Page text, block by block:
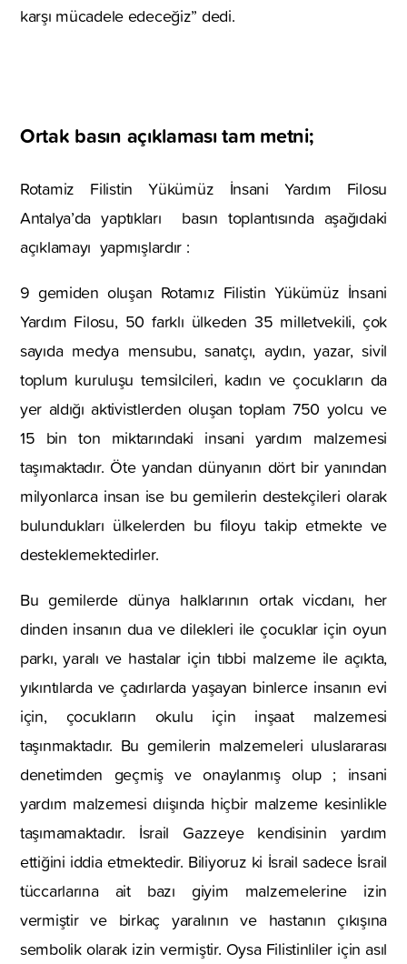
karşı mücadele edeceğiz” dedi.
Ortak basın açıklaması tam metni;
Rotamiz Filistin Yükümüz İnsani Yardım Filosu
Antalya’da yaptıkları basın toplantısında aşağıdaki
açıklamayı yapmışlardır :
9 gemiden oluşan Rotamız Filistin Yükümüz İnsani
Yardım Filosu, 50 farklı ülkeden 35 milletvekili, çok
sayıda medya mensubu, sanatçı, aydın, yazar, sivil
toplum kuruluşu temsilcileri, kadın ve çocukların da
yer aldığı aktivistlerden oluşan toplam 750 yolcu ve
15 bin ton miktarındaki insani yardım malzemesi
taşımaktadır. Öte yandan dünyanın dört bir yanından
milyonlarca insan ise bu gemilerin destekçileri olarak
bulundukları ülkelerden bu filoyu takip etmekte ve
desteklemektedirler.
Bu gemilerde dünya halklarının ortak vicdanı, her
dinden insanın dua ve dilekleri ile çocuklar için oyun
parkı, yaralı ve hastalar için tıbbi malzeme ile açıkta,
yıkıntılarda ve çadırlarda yaşayan binlerce insanın evi
için, çocukların okulu için inşaat malzemesi
taşınmaktadır. Bu gemilerin malzemeleri uluslararası
denetimden geçmiş ve onaylanmış olup ; insani
yardım malzemesi dıişında hiçbir malzeme kesinlikle
taşımamaktadır. İsrail Gazzeye kendisinin yardım
ettiğini iddia etmektedir. Biliyoruz ki İsrail sadece İsrail
tüccarlarına ait bazı giyim malzemelerine izin
vermiştir ve birkaç yaralının ve hastanın çıkışına
sembolik olarak izin vermiştir. Oysa Filistinliler için asıl